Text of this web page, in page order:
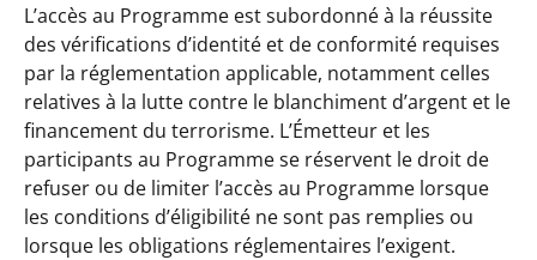
L’accès au Programme est subordonné à la réussite
des vérifications d’identité et de conformité requises
par la réglementation applicable, notamment celles
relatives à la lutte contre le blanchiment d’argent et le
financement du terrorisme. L’Émetteur et les
participants au Programme se réservent le droit de
refuser ou de limiter l’accès au Programme lorsque
les conditions d’éligibilité ne sont pas remplies ou
lorsque les obligations réglementaires l’exigent.